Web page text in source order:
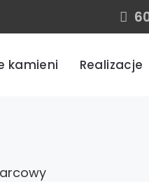
kamieni Realizacje